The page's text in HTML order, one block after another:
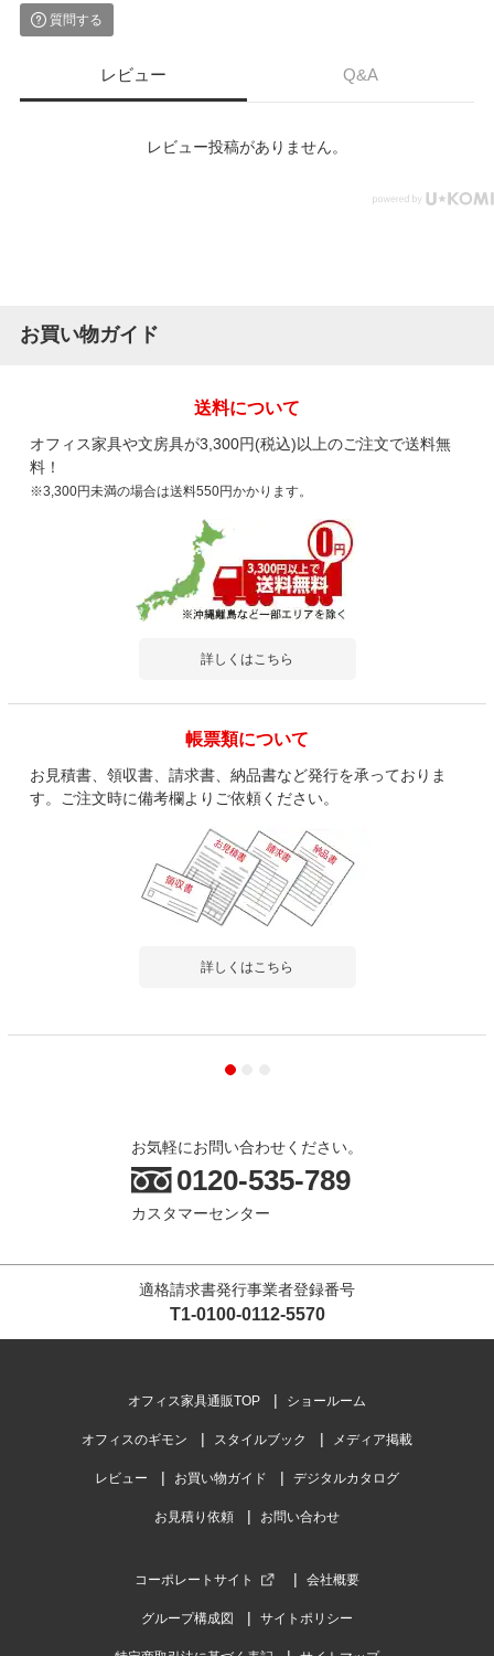
質問する
レビュー Q&A
レビュー投稿がありません。
お買い物ガイド
送料について
オフィス家具や文房具が3,300円(税込)以上のご注文で送料無
料！
※3,300円未満の場合は送料550円かかります。
詳しくはこちら
帳票類について
お見積書、領収書、請求書、納品書など発行を承っておりま
す。ご注文時に備考欄よりご依頼ください。
詳しくはこちら
お気軽にお問い合わせください。
0120-535-789
カスタマーセンター
適格請求書発行事業者登録番号
T1-0100-0112-5570
オフィス家具通販TOP ショールーム
オフィスのギモン スタイルブック メディア掲載
レビュー お買い物ガイド デジタルカタログ
お見積り依頼 お問い合わせ
コーポレートサイト 会社概要
グループ構成図 サイトポリシー